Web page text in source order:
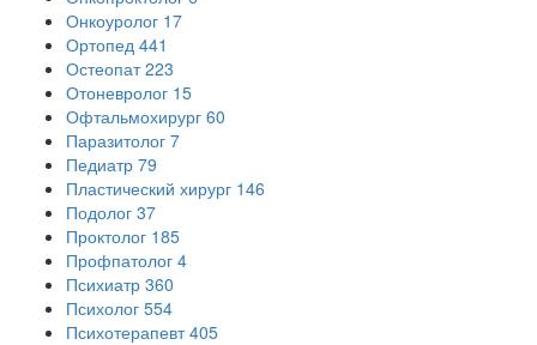
Онкоуролог 17
Ортопед 441
Остеопат 223
Отоневролог 15
Офтальмохирург 60
Паразитолог 7
Педиатр 79
Пластический хирург 146
Подолог 37
Проктолог 185
Профпатолог 4
Психиатр 360
Психолог 554
Психотерапевт 405